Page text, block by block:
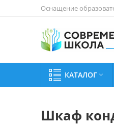
Оснащение
КАТАЛОГ 
Шкаф